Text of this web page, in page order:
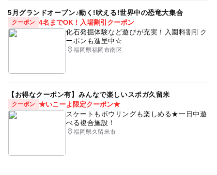
5月グランドオープン♪動く!吠える!世界中の恐竜大集合
クーポン 4名までOK！入場割引クーポン
化石発掘体験など遊びが充実！入園料割引ク
ーポンも進呈中☆
福岡県福岡市南区
【お得なクーポン有】みんなで楽しいスポガ久留米
クーポン ★いこーよ限定クーポン★
スケートもボウリングも楽しめる★一日中遊
べる複合施設！
福岡県久留米市